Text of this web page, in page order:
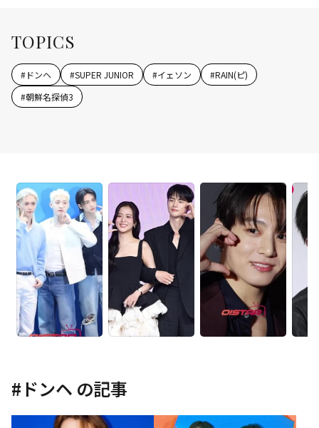
TOPICS
#ドンヘ #SUPER JUNIOR #イェソン #RAIN(ピ)
#朝鮮名探偵3
# ドンヘ の記事